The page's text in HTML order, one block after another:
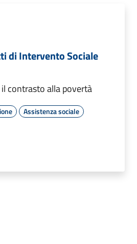
di Intervento Sociale
contrasto alla povertà
Assistenza sociale